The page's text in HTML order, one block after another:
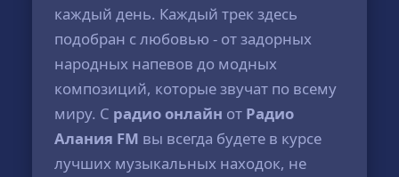
каждый день. Каждый трек здесь
подобран с любовью - от задорных
народных напевов до модных
композиций, которые звучат по всему
миру. С радио онлайн от Радио
Алания FM вы всегда будете в курсе
лучших музыкальных находок, не